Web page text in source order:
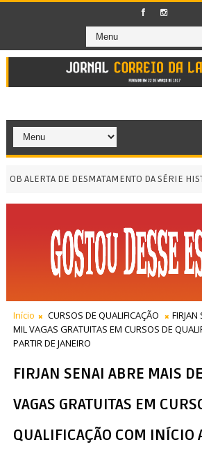
DE DESMATAMENTO DA SÉRIE
Início CURSOS DE QUALIFICAÇÃO
MIL VAGAS GRATUITAS EM CURSOS DE
PARTIR DE JANEIRO
FIRJAN SENAI ABRE MAIS
VAGAS GRATUITAS EM
QUALIFICAÇÃO COM INÍCIO